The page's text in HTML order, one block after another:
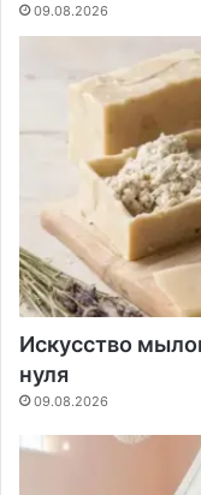
09.08.2026
Искусство
нуля
09.08.2026